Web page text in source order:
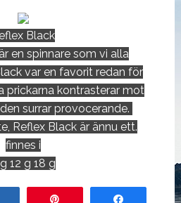
Black
en spinnare som vi alla
var en favorit redan för
prickarna kontrasterar mot
surrar provocerande.
Reflex Black är ännu ett.
finnes i
12 g 18 g